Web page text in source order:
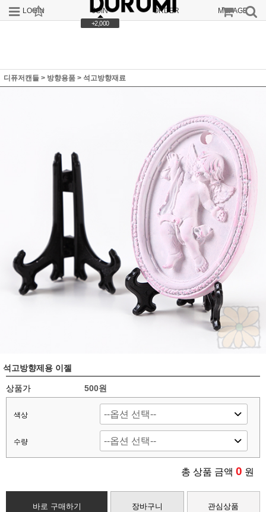
LOGIN JOIN
+2,000
ORDER MYPAGE
디퓨저캔들 > 방향용품 > 석고방향재료
석고방향제용 이젤
상품가 500원
색상
수량
총 상품 금액 0 원
바로 구매하기 장바구니 관심상품